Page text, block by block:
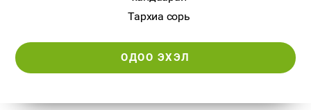
Тархиа сорь
ОДОО ЭХЭЛ